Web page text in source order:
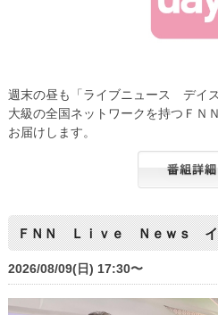
週末の昼も「ライブニュース デイ
大級の全国ネットワークを持つＦＮ
お届けします。
ＦＮＮ Ｌｉｖｅ Ｎｅｗｓ イ
2026/08/09(日) 17:30〜